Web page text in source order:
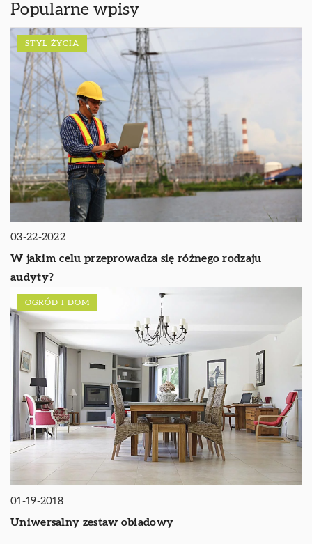
Popularne wpisy
STYL ŻYCIA
03-22-2022
W jakim celu przeprowadza się różnego rodzaju
audyty?
OGRÓD I DOM
01-19-2018
Uniwersalny zestaw obiadowy